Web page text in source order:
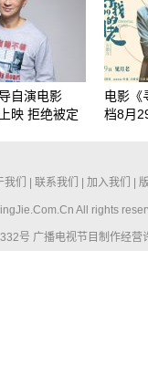
自演电影
映 拒绝被定
电影《
档8月
我们 联系我们 加入我们
All rights
号 广播电视节目制作经